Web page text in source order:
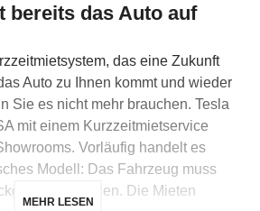
bereits das Auto auf
das eine Zukunft
Auto zu Ihnen kommt und wieder
Sie es nicht mehr brauchen. Tesla
mit einem Kurzzeitmietservice
Vorläufig handelt es
Modell: Das Fahrzeug muss
werden. Die Mieten
MEHR LESEN